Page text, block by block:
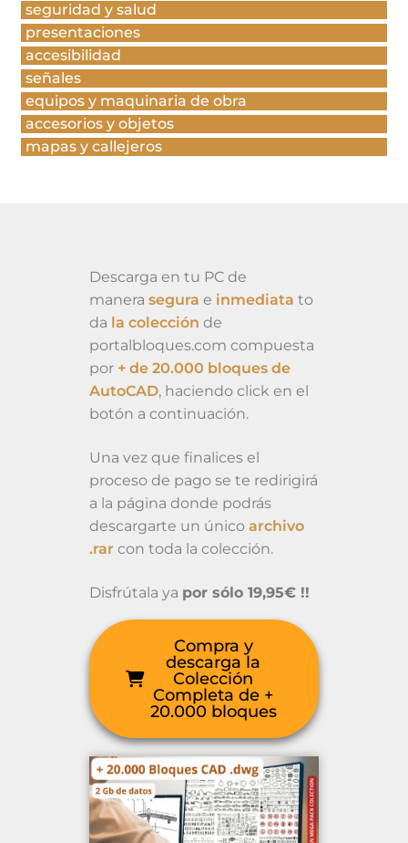
seguridad y salud
presentaciones
accesibilidad
señales
equipos y maquinaria de obra
accesorios y objetos
mapas y callejeros
Descarga en tu PC de
manera segura e inmediata to
da la colección de
portalbloques.com compuesta
por + de 20.000 bloques de
AutoCAD, haciendo click en el
botón a continuación.
Una vez que finalices el
proceso de pago se te redirigirá
a la página donde podrás
descargarte un único archivo
.rar con toda la colección.
Disfrútala ya por sólo 19,95€ !!
Compra y
descarga la
Colección
Completa de +
20.000 bloques